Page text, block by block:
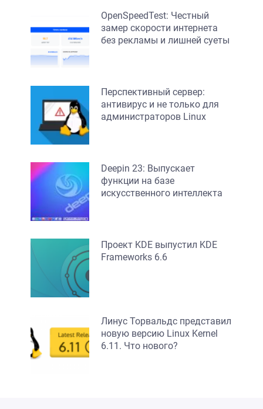
OpenSpeedTest: Честный
замер скорости интернета
без рекламы и лишней суеты
Перспективный сервер:
антивирус и не только для
администраторов Linux
Deepin 23: Выпускает
функции на базе
искусственного интеллекта
Проект KDE выпустил KDE
Frameworks 6.6
Линус Торвальдс представил
новую версию Linux Kernel
6.11. Что нового?